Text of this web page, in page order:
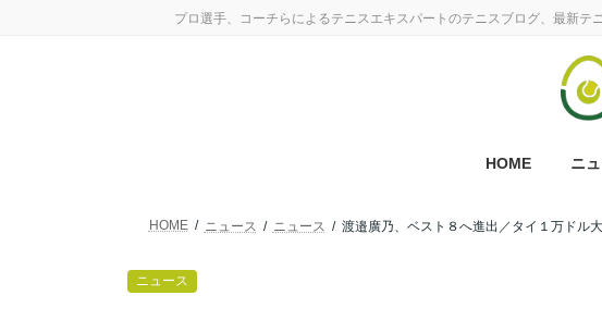
プロ選手、コーチらによるテニスエキスパートのテニスブログ、最新
HOME ニ
ニュース
HOME ニュース ニュース 渡邉廣乃、ベスト８へ進出／タイ１万ドル